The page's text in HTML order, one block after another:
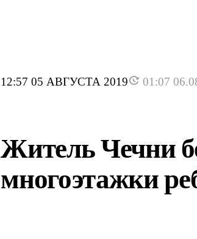
12:57 05 АВГУСТА 2019 01:07
Житель Чечни
многоэтажки